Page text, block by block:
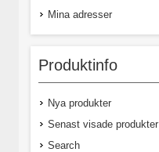
Mina adresser
Produktinfo
Nya produkter
Senast visade produkter
Search